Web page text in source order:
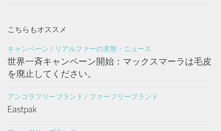
こちらもオススメ
キャンペーン / リアルファーの実態・ニュース
世界一斉キャンペーン開始：マックスマーラは毛皮
を廃止してください。
アンゴラフリーブランド / ファーフリーブランド
Eastpak